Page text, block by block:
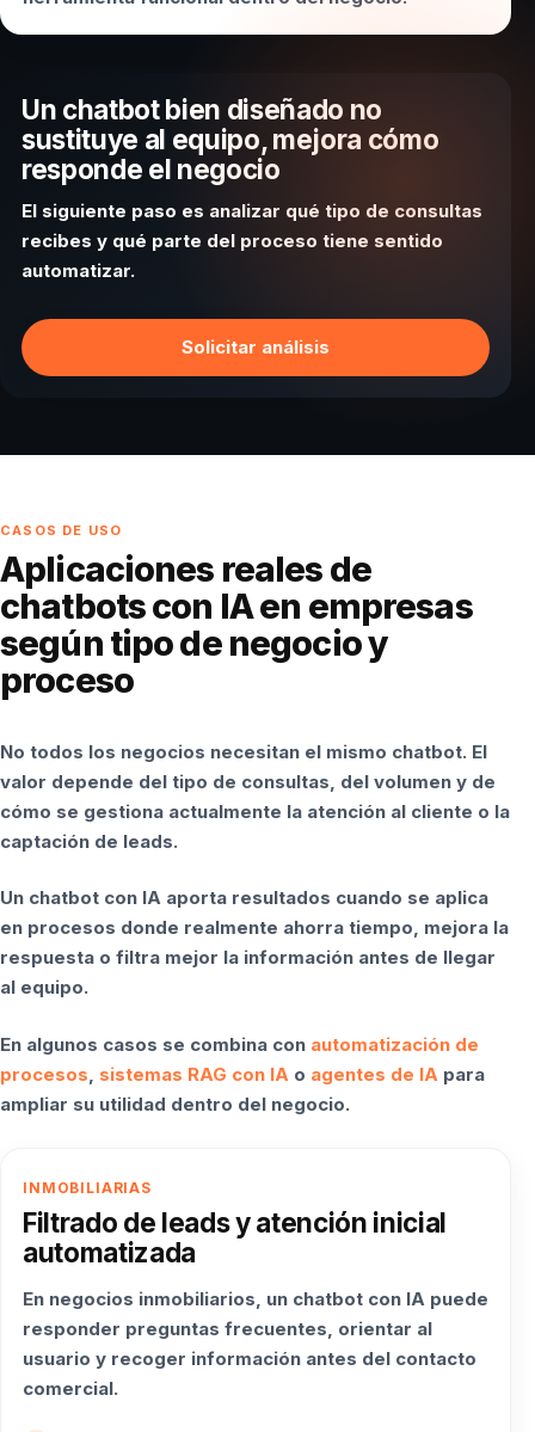
Un chatbot bien diseñado no
sustituye al equipo, mejora cómo
responde el negocio
El siguiente paso es analizar qué tipo de consultas
recibes y qué parte del proceso tiene sentido
automatizar.
Solicitar análisis
CASOS DE USO
Aplicaciones reales de
chatbots con IA en empresas
según tipo de negocio y
proceso
No todos los negocios necesitan el mismo chatbot. El
valor depende del tipo de consultas, del volumen y de
cómo se gestiona actualmente la atención al cliente o la
captación de leads.
Un chatbot con IA aporta resultados cuando se aplica
en procesos donde realmente ahorra tiempo, mejora la
respuesta o filtra mejor la información antes de llegar
al equipo.
En algunos casos se combina con automatización de
procesos, sistemas RAG con IA o agentes de IA para
ampliar su utilidad dentro del negocio.
INMOBILIARIAS
Filtrado de leads y atención inicial
automatizada
En negocios inmobiliarios, un chatbot con IA puede
responder preguntas frecuentes, orientar al
usuario y recoger información antes del contacto
comercial.